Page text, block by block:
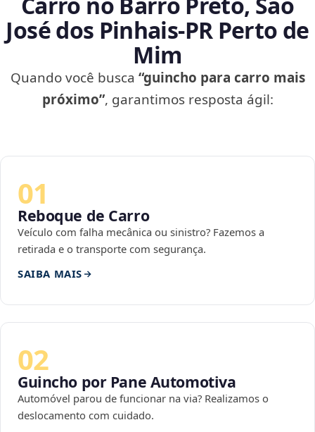
José dos Pinhais‑PR Perto de
Mim
Quando você busca “guincho para carro mais
próximo”, garantimos resposta ágil:
01
Reboque de Carro
Veículo com falha mecânica ou sinistro? Fazemos a
retirada e o transporte com segurança.
SAIBA MAIS
02
Guincho por Pane Automotiva
Automóvel parou de funcionar na via? Realizamos o
deslocamento com cuidado.